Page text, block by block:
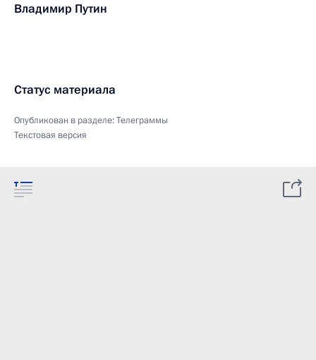
Владимир Путин
Статус материала
Опубликован в разделе:Телеграммы
Текстовая версия